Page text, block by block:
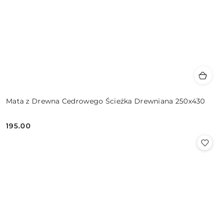
Mata z Drewna Cedrowego Ścieżka Drewniana 250x430
Cena:
195.00